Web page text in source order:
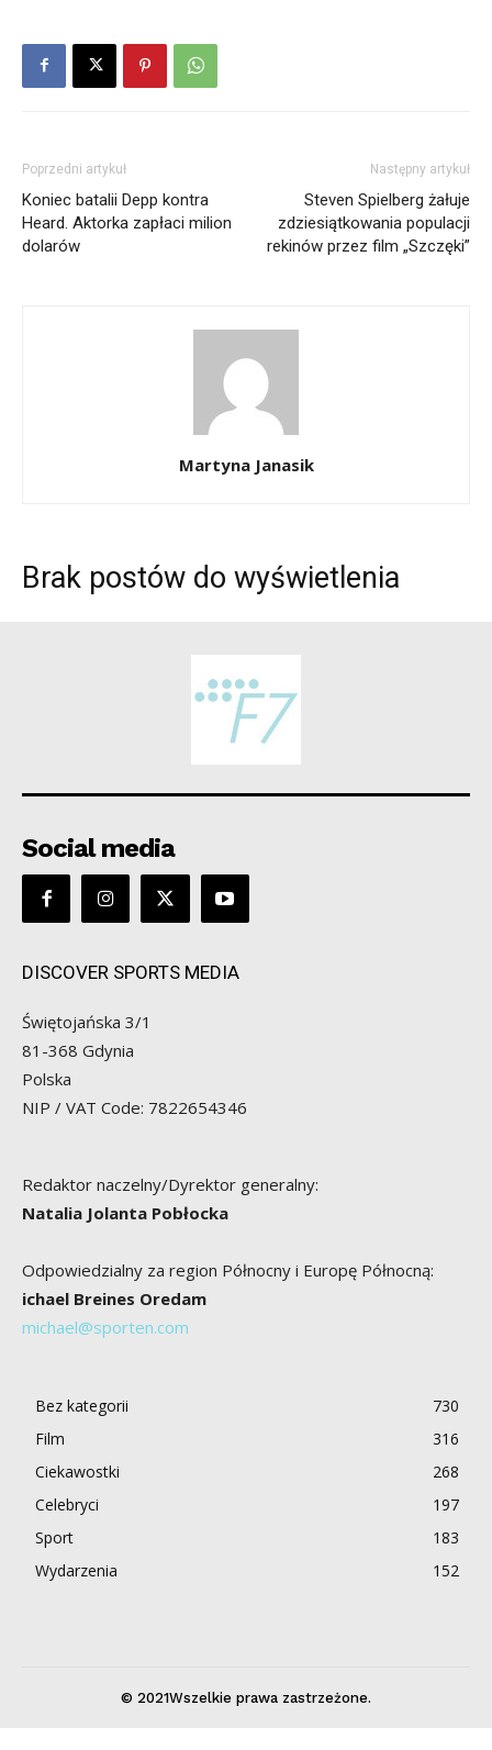
Poprzedni artykuł
Koniec batalii Depp kontra
Heard. Aktorka zapłaci milion
dolarów
Następny artykuł
Steven Spielberg żałuje
zdziesiątkowania populacji
rekinów przez film „Szczęki”
Martyna Janasik
Brak postów do wyświetlenia
Social media
DISCOVER SPORTS MEDIA
Świętojańska 3/1
81-368 Gdynia
Polska
NIP / VAT Code: 7822654346
Redaktor naczelny/Dyrektor generalny:
Natalia Jolanta Pobłocka
Odpowiedzialny za region Północny i Europę Północną:
ichael Breines Oredam
michael@sporten.com
Bez kategorii
730
Film
316
Ciekawostki
268
Celebryci
197
Sport
183
Wydarzenia
152
© 2021Wszelkie prawa zastrzeżone.